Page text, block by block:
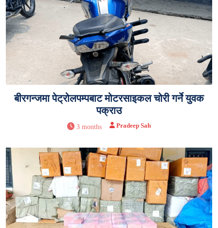
बीरगन्जमा पेट्रोलपम्पबाट मोटरसाइकल चोरी गर्ने युवक
पक्राउ
3 months Pradeep Sah